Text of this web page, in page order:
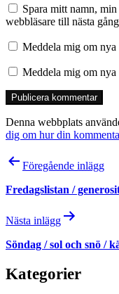
Spara mitt namn,
webbläsare till nästa
Meddela mig om nya
Meddela mig om
Denna webbplats
dig om hur din
Föregående inlägg
Fredagslistan /
Nästa inlägg
Söndag / sol och snö /
Kategorier